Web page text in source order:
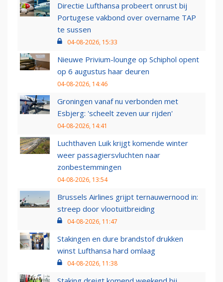
Directie Lufthansa probeert onrust bij
Portugese vakbond over overname TAP
te sussen
04-08-2026, 15:33
Nieuwe Privium-lounge op Schiphol opent
op 6 augustus haar deuren
04-08-2026, 14:46
Groningen vanaf nu verbonden met
Esbjerg: 'scheelt zeven uur rijden'
04-08-2026, 14:41
Luchthaven Luik krijgt komende winter
weer passagiersvluchten naar
zonbestemmingen
04-08-2026, 13:54
Brussels Airlines grijpt ternauwernood in:
streep door vlootuitbreiding
04-08-2026, 11:47
Stakingen en dure brandstof drukken
winst Lufthansa hard omlaag
04-08-2026, 11:38